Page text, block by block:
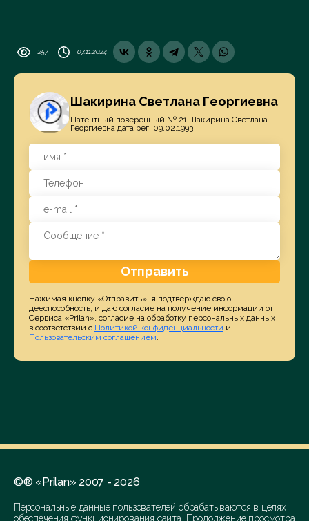
257 07.11.2024
Шакирина Светлана Георгиевна
Патентный поверенный № 21 Шакирина Светлана
Георгиевна дата рег. 09.02.1993
Отправить
Нажимая кнопку «Отправить», я подтверждаю свою
дееспособность, и даю согласие на получение информации от
Сервиса «Prilan», согласие на обработку персональных данных
в соответствии с Политикой конфиденциальности и
Пользовательским соглашением.
©® «Prilan» 2007 - 2026
Персональные данные пользователей обрабатываются в целях
обеспечения функционирования сайта. Продолжение просмотра